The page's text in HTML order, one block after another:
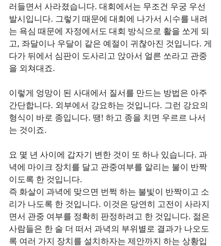
러들면서 사라졌습니다. 대회에서는 무조건 우궁 우선
발시입니다. 그렇기 때문에 대회에 나가서 시수를 내려
는 욕심 때문에 자정에서도 대회 방식으로 활을 쏘게 되
고, 좌달이나 우달이 같은 예절이 귀찮아진 것입니다. 게
다가 뒤에서 심판이 도사리고 앉아서 얼른 쏘라고 관중
을 외쳐대죠.
이렇게 엉망이 된 사대에서 질서를 만드는 방법은 아주
간단합니다. 외부에서 강요하는 것입니다. 그런 강요의
형식이 바로 종입니다. 땡! 하고 종을 치면 우르르 나서
는 것이죠.
요 몇 년 사이에 갑자기 변한 것이 또 하나 있습니다. 과
녁에 마이크 장치를 달고 관중여부를 알리는 불이 반짝
이도록 한 것입니다.
즉 화살이 과녁에 맞으면 번쩍 하는 불빛이 반짝이고 소
리가 나도록 한 것입니다. 이것은 당연히 고전이 사라지
면서 관중 여부를 정확히 판정하려고 한 것입니다. 젊은
사람들은 한 술 더 떠서 과녁의 부위별로 결과가 나오도
록 여러 가지 장치를 설치하자는 제안까지 하는 상황입